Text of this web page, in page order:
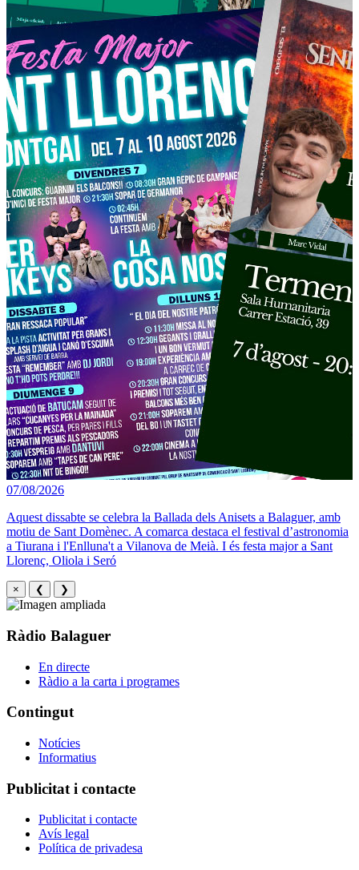
07/08/2026
Aquest dissabte se celebra la Ballada dels Anisets a Balaguer, amb
motiu de Sant Domènec. A comarca destaca el festival d’astronomia
a Tiurana i l'Enlluna't a Vilanova de Meià. I és festa major a Sant
Llorenç, Oliola i Seró
× ❮ ❯
Ràdio Balaguer
En directe
Ràdio a la carta i programes
Contingut
Notícies
Informatius
Publicitat i contacte
Publicitat i contacte
Avís legal
Política de privadesa